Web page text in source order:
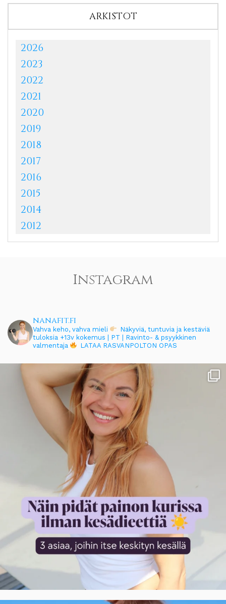
ARKISTOT
2026
2023
2022
2021
2020
2019
2018
2017
2016
2015
2014
2012
Instagram
nanafit.fi
Vahva keho, vahva mieli
Näkyviä, tuntuvia ja kestäviä
tuloksia +13v kokemus | PT | Ravinto- & psyykkinen
valmentaja
LATAA RASVANPOLTON OPAS